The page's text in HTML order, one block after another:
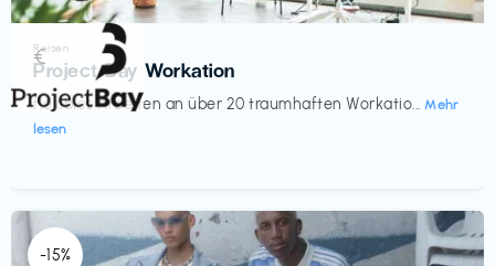
Reisen
Project Bay Workation
flexibles Arbeiten an über 20 traumhaften Workatio... Mehr
lesen
€‎
-15%